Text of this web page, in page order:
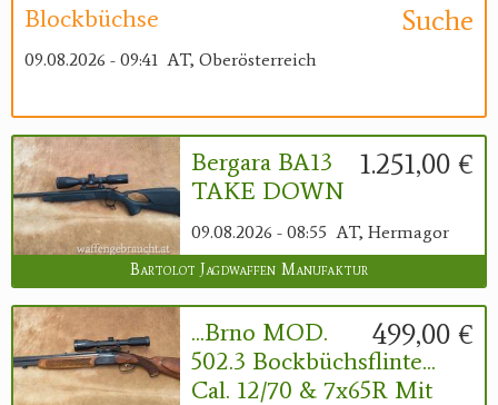
Suche
Blockbüchse
09.08.2026 - 09:41 AT, Oberösterreich
1.251,00 €
Bergara BA13
TAKE DOWN
09.08.2026 - 08:55 AT, Hermagor
Bartolot Jagdwaffen Manufaktur
499,00 €
...Brno MOD.
502.3 Bockbüchsflinte...
Cal. 12/70 & 7x65R Mit